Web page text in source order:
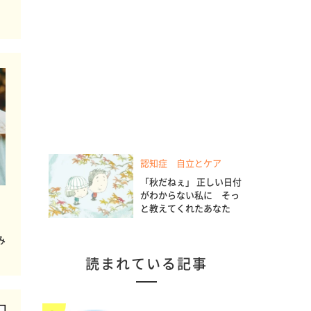
認知症 自立とケア
「秋だねぇ」 正しい日付
がわからない私に そっ
と教えてくれたあなた
読まれている記事